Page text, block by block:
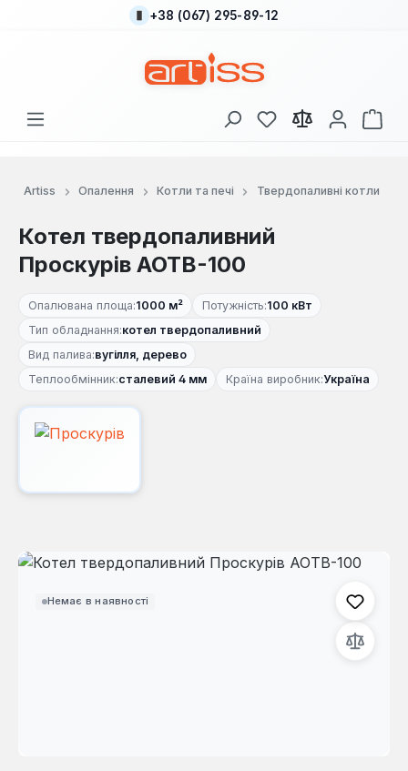
Перейти до основного вмісту
+38 (067) 295-89-12
У вас є 0 у списку
Artiss Опалення Котли та печі Твердопаливні котли
Котел твердопаливний
Проскурів АОТВ-100
Опалювана площа:1000 м² Потужність:100 кВт
Тип обладнання:котел твердопаливний
Вид палива:вугілля, дерево
Теплообмінник:сталевий 4 мм Країна виробник:Україна
Немає в наявності
Пропустити галерею зображень